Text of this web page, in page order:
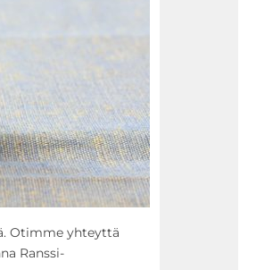
Otimme yhteyttä
Ranssi-